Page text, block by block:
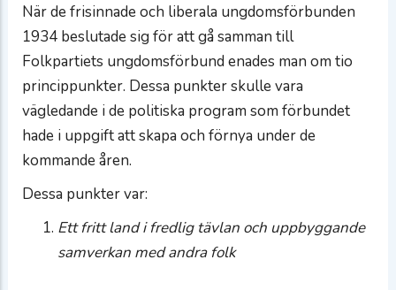
När de frisinnade och liberala ungdomsförbunden
1934 beslutade sig för att gå samman till
Folkpartiets ungdomsförbund enades man om tio
princippunkter. Dessa punkter skulle vara
vägledande i de politiska program som förbundet
hade i uppgift att skapa och förnya under de
kommande åren.
Dessa punkter var:
Ett fritt land i fredlig tävlan och uppbyggande
samverkan med andra folk